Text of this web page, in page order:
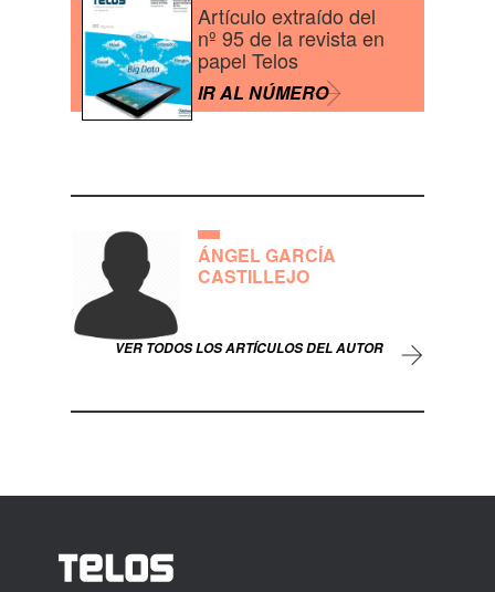
Artículo extraído del
nº 95 de la revista en
papel Telos
IR AL NÚMERO
ÁNGEL GARCÍA
CASTILLEJO
VER TODOS LOS ARTÍCULOS DEL AUTOR